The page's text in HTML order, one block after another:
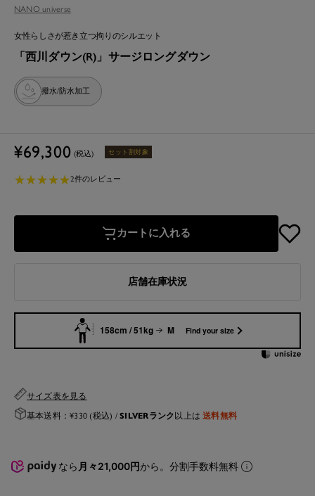
NANO universe
女性らしさが惹き立つ拘りのシルエット
「西川ダウン(R)」サージロングダウン
撥水/防水加工
セ
ル
格
¥69,300 (税込) セット割対象
★★★★★
★★★★★2件のレビュー
カートに入れる
店舗在庫状況
158cm / 51kg M Find your size
サイズ表を見る
基本送料：¥330 (税込) /SILVERランク 以上は送料無料
なら 月々21,000円から。分割手数料無料